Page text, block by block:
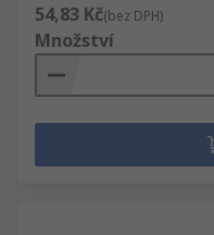
54,83 Kč(bez DPH)
Množství